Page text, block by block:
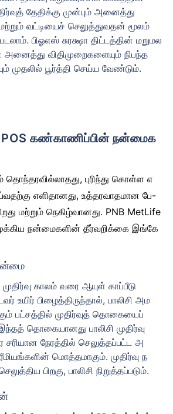
தேதிக்கு முன்பும் அனைத்து
வட்டியைச் செலுத்துவதன் மூலம்
பிஓஎஸ் சுரக்ஷா திட்டத்தின் மறுமல
அனைத்து விதிமுறைகளையும் நிபந்த
முதலில் பூர்த்தி செய்ய வேண்டும்.
தொந்தரவில்லாதது, புரிந்து கொள்ள எ
எளிதானது, உத்தரவாதமான பே-
மற்றும் நெகிழ்வானது. PNB MetLife
முக்கிய நன்மைகளின் தீர்வறிக்கை இங்கே
முதிர்வு காலம் வரை ஆயுள் காப்பீடு
உயிர் பிழைத்திருந்தால், பாலிசி அம
பட்சத்தில் முதிர்வுத் தொகையைப்
தொகையானது பாலிசி முதிர்வு
நேரத்தில் செலுத்தப்பட்ட அ
மொத்தமாகும். முதிர்வு ந
பிறகு, பாலிசி நிறுத்தப்படும்.
இன்சூரன்ஸ் பிரீமியங்களை
பாதிக்கிறது
*
34 வயது
₹ 630/மாதம்*